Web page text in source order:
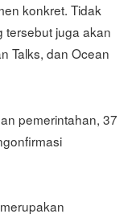
konkret. Tidak
tersebut juga akan
Talks, dan Ocean
pemerintahan, 37